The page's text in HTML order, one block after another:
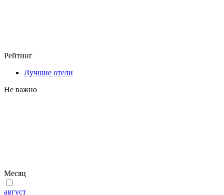
Рейтинг
Лучшие отели
Не важно
Месяц
август